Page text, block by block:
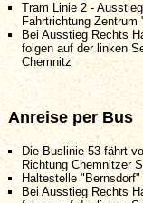
Tram Linie 2 -
Fahrtrichtung
Bei Ausstieg Rechts
folgen auf der linken
Chemnitz
Anreise per Bus
Die Buslinie 53 fährt
Richtung Chemnitzer
Haltestelle "Bernsdorf"
Bei Ausstieg Rechts